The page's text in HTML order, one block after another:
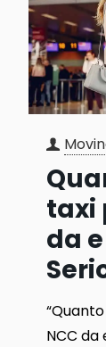
taxi
da
NCC da